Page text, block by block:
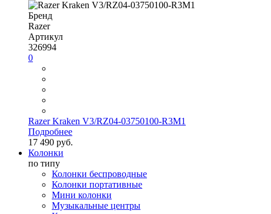
Бренд
Razer
Артикул
326994
0
Razer Kraken V3/RZ04-03750100-R3M1
Подробнее
17 490 руб.
Колонки
по типу
Колонки беспроводные
Колонки портативные
Мини колонки
Музыкальные центры